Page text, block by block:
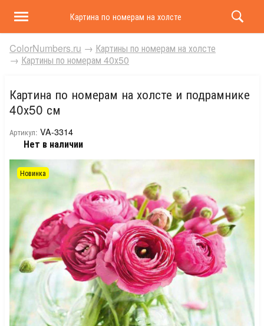
Картина по номерам на холсте и подрамнике 40х50
ColorNumbers.ru → Картины по номерам на холсте
→ Картины по номерам 40х50
Картина по номерам на холсте и подрамнике
40х50 см
Артикул: VA-3314
Нет в наличии
Новинка